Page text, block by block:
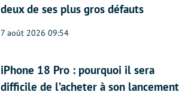
deux de ses plus gros défauts
7 août 2026 09:54
iPhone 18 Pro : pourquoi il sera
difficile de l’acheter à son lancement